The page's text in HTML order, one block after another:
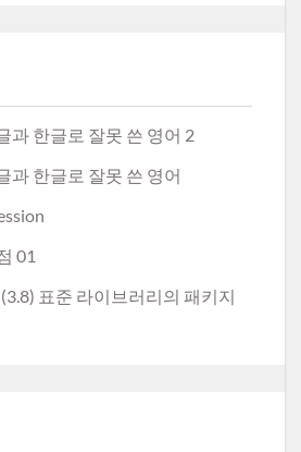
과 한글로 잘못 쓴 영어 2
과 한글로 잘못 쓴 영어
01
표준 라이브러리의 패키지